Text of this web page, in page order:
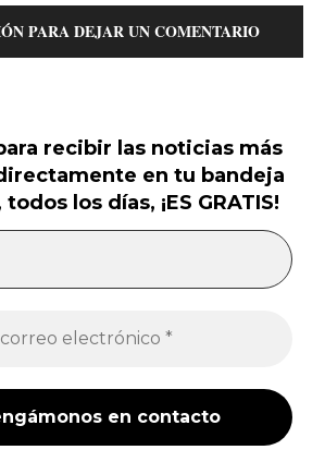
PARA DEJAR UN COMENTARIO
recibir las noticias más
en tu bandeja
los días, ¡ES GRATIS!